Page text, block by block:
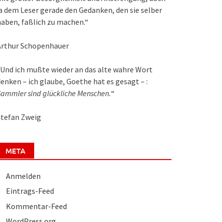
dem Leser gerade den Gedanken, den sie selber
faßlich zu machen.“
Schopenhauer
ich mußte wieder an das alte wahre Wort
– ich glaube, Goethe hat es gesagt – :
sind glückliche Menschen.“
Zweig
META
Anmelden
Eintrags-Feed
Kommentar-Feed